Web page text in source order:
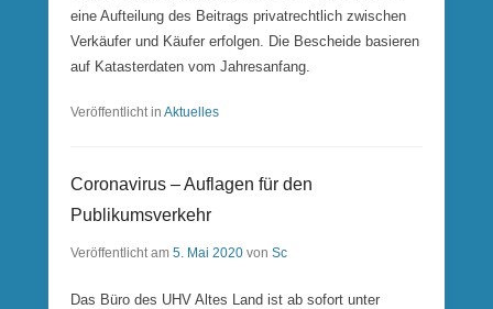
eine Aufteilung des Beitrags privatrechtlich zwischen
Verkäufer und Käufer erfolgen. Die Bescheide basieren
auf Katasterdaten vom Jahresanfang.
Veröffentlicht in Aktuelles
Coronavirus – Auflagen für den
Publikumsverkehr
Veröffentlicht am 5. Mai 2020 von Sc
Das Büro des UHV Altes Land ist ab sofort unter